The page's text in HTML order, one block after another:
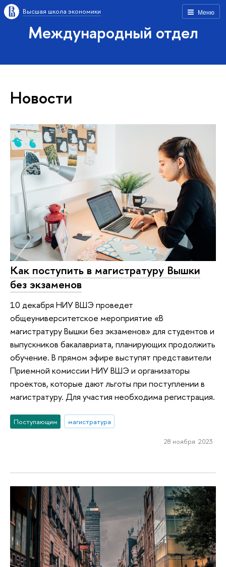
Меню
Высшая школа экономики
Международный отдел
Новости
Как поступить в магистратуру Вышки
без экзаменов
10 декабря НИУ ВШЭ проведет
общеуниверситетское мероприятие «В
магистратуру Вышки без экзаменов» для студентов и
выпускников бакалавриата, планирующих продолжить
обучение. В прямом эфире выступят представители
Приемной комиссии НИУ ВШЭ и организаторы
проектов, которые дают льготы при поступлении в
магистратуру. Для участия необходима регистрация.
Поступающим магистратура
28 ноября 2023